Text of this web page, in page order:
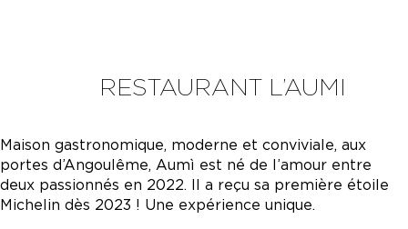
RESTAURANT L’AUMI
Maison gastronomique, moderne et conviviale, aux
portes d’Angoulême, Aumì est né de l’amour entre
deux passionnés en 2022. Il a reçu sa première étoile
Michelin dès 2023 ! Une expérience unique.